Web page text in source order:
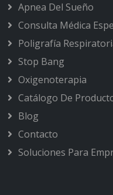
Apnea Del Sueño
Consulta Médica
Poligrafía
Stop Bang
Oxigenoterapia
Catálogo De
Blog
Contacto
Soluciones Para